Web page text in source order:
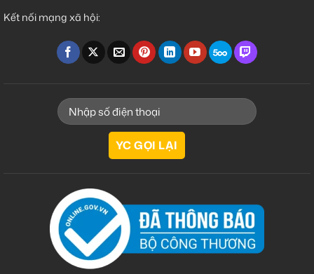
Kết nối mạng xã hội: